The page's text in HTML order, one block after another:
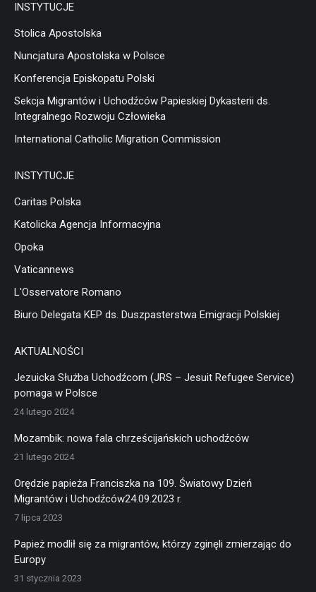
INSTYTUCJE
Stolica Apostolska
Nuncjatura Apostolska w Polsce
Konferencja Episkopatu Polski
Sekcja Migrantów i Uchodźców Papieskiej Dykasterii ds.
Integralnego Rozwoju Człowieka
International Catholic Migration Commission
INSTYTUCJE
Caritas Polska
Katolicka Agencja Informacyjna
Opoka
Vaticannews
L'Osservatore Romano
Biuro Delegata KEP ds. Duszpasterstwa Emigracji Polskiej
AKTUALNOŚCI
Jezuicka Służba Uchodźcom (JRS – Jesuit Refugee Service)
pomaga w Polsce
24 lutego 2024
Mozambik: nowa fala chrześcijańskich uchodźców
21 lutego 2024
Orędzie papieża Franciszka na 109. Światowy Dzień
Migrantów i Uchodźców24.09.2023 r.
7 lipca 2023
Papież modlił się za migrantów, którzy zginęli zmierzając do
Europy
31 stycznia 2023